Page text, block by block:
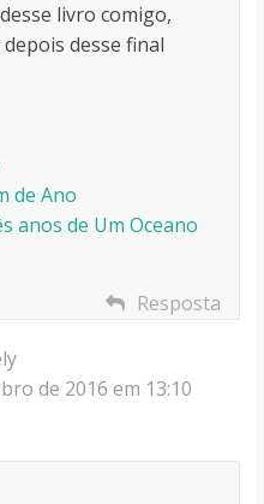
livro comigo,
desse final
de Ano
anos de Um Oceano
Resposta
de 2016 em 13:10